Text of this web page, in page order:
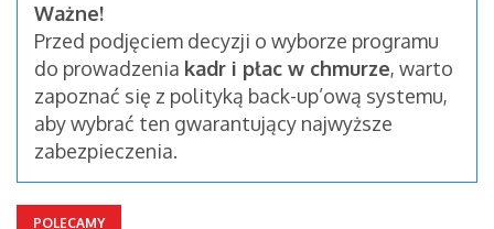
Ważne!
Przed podjęciem decyzji o wyborze programu
do prowadzenia kadr i płac w chmurze, warto
zapoznać się z polityką back-up’ową systemu,
aby wybrać ten gwarantujący najwyższe
zabezpieczenia.
POLECAMY